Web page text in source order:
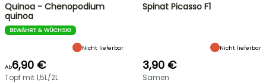
Quinoa - Chenopodium
quinoa
BEWÄHRT & WÜCHSIG
Nicht lieferbar
Ab6,90 €
Topf mit 1,5L/2L
Spinat Picasso F1
Nicht lieferbar
3,90 €
Samen